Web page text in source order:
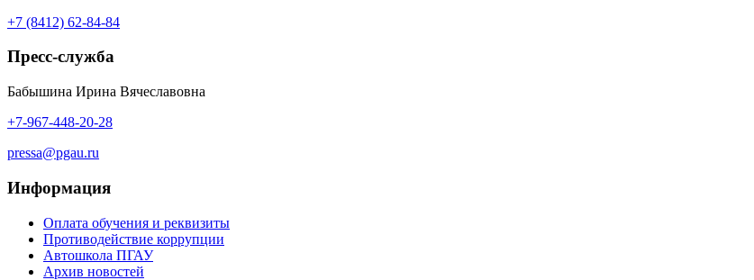
+7 (8412) 62-84-84
Пресс-служба
Бабышина Ирина Вячеславовна
+7-967-448-20-28
pressa@pgau.ru
Информация
Оплата обучения и реквизиты
Противодействие коррупции
Автошкола ПГАУ
Архив новостей